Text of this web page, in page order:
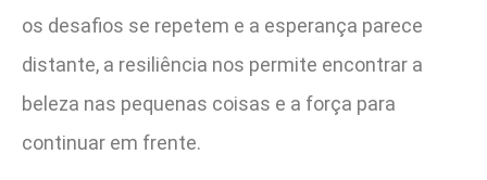
os desafios se repetem e a esperança parece
distante, a resiliência nos permite encontrar a
beleza nas pequenas coisas e a força para
continuar em frente.